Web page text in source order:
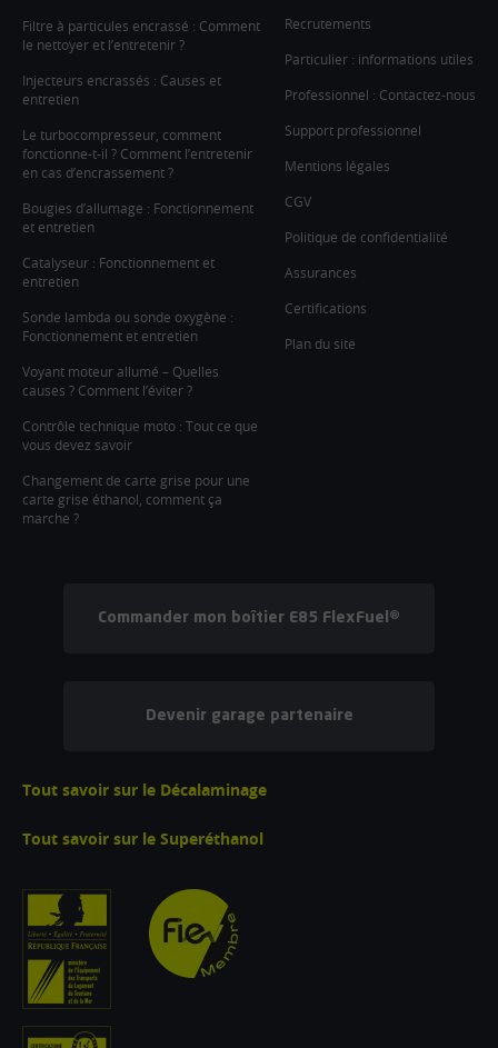
Filtre à particules encrassé : Comment
le nettoyer et l’entretenir ?
Injecteurs encrassés : Causes et
entretien
Le turbocompresseur, comment
fonctionne-t-il ? Comment l’entretenir
en cas d’encrassement ?
Bougies d’allumage : Fonctionnement
et entretien
Catalyseur : Fonctionnement et
entretien
Sonde lambda ou sonde oxygène :
Fonctionnement et entretien
Voyant moteur allumé – Quelles
causes ? Comment l’éviter ?
Contrôle technique moto : Tout ce que
vous devez savoir
Changement de carte grise pour une
carte grise éthanol, comment ça
marche ?
Recrutements
Particulier : informations utiles
Professionnel : Contactez-nous
Support professionnel
Mentions légales
CGV
Politique de confidentialité
Assurances
Certifications
Plan du site
Commander mon boîtier E85 FlexFuel®
Devenir garage partenaire
Tout savoir sur le Décalaminage
Tout savoir sur le Superéthanol